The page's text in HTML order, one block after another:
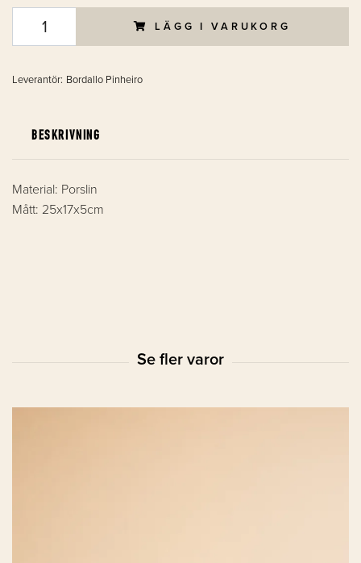
LÄGG I VARUKORG
Leverantör: Bordallo Pinheiro
BESKRIVNING
Material: Porslin
Mått: 25x17x5cm